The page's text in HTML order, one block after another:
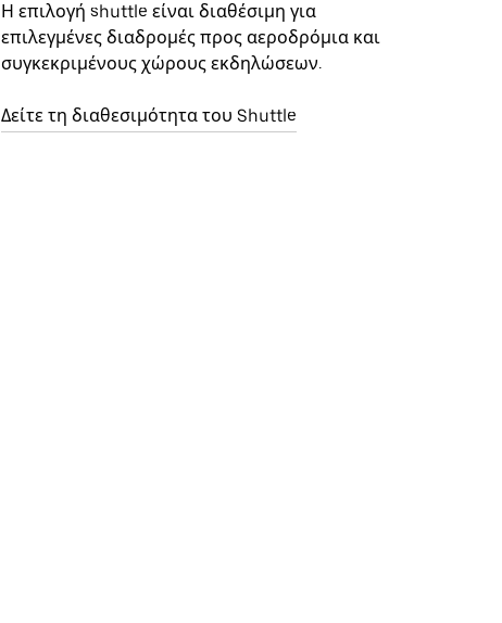
Η επιλογή shuttle είναι διαθέσιμη για
επιλεγμένες διαδρομές προς αεροδρόμια και
συγκεκριμένους χώρους εκδηλώσεων.
Δείτε τη διαθεσιμότητα του Shuttle